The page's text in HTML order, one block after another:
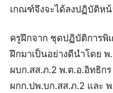
เกณฑ์จึงจะได้ลงปฏิบัติห
ครูฝึกจาก ชุดปฏิบัติการพิ
ฝึกมาเป็นอย่างดีนำโดย พ
ผบก.สส.ภ.2 พ.ต.อ.อิทธิก
ผกก.ปพ.บก.สส.ภ.2 และ